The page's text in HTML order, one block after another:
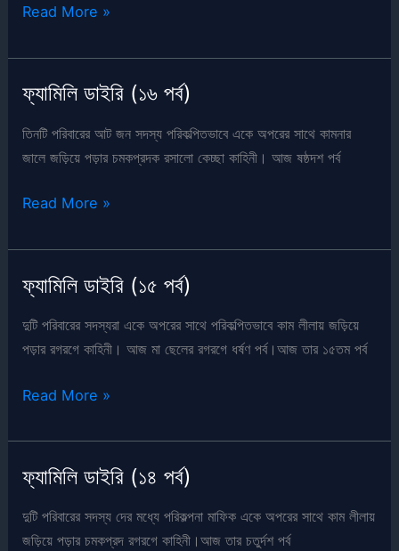
ফ্যামিলি
(১৭
Read More »
ফ্যামিলি ডাইরি (১৬ পর্ব)
তিনটি পরিবারের আট জন সদস্য পরিকল্পিতভাবে একে অপরের সাথে কামনার
জালে জড়িয়ে পড়ার চমকপ্রদক রসালো কেচ্ছা কাহিনী। আজ ষষ্ঠদশ পর্ব
ফ্যামিলি
(১৬
Read More »
ফ্যামিলি ডাইরি (১৫ পর্ব)
দুটি পরিবারের সদস্যরা একে অপরের সাথে পরিকল্পিতভাবে কাম লীলায় জড়িয়ে
পড়ার রগরগে কাহিনী। আজ মা ছেলের রগরগে ধর্ষণ পর্ব।আজ তার ১৫তম পর্ব
ফ্যামিলি
(১৫
Read More »
ফ্যামিলি ডাইরি (১৪ পর্ব)
দুটি পরিবারের সদস্য দের মধ্যে পরিকল্পনা মাফিক একে অপরের সাথে কাম লীলায়
জড়িয়ে পড়ার চমকপ্রদ রগরগে কাহিনী।আজ তার চতুর্দশ পর্ব